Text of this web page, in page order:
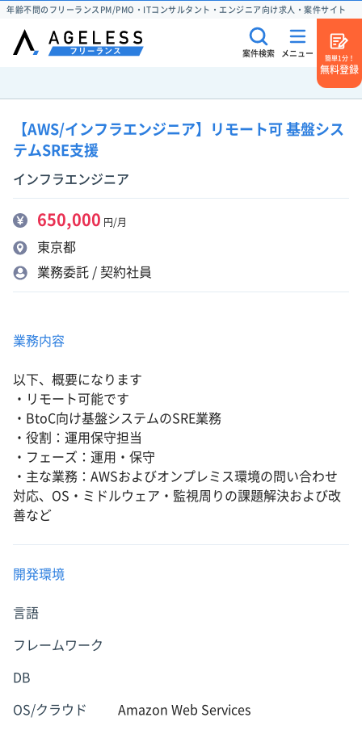
年齢不問のフリーランスPM/PMO・ITコンサルタント・エンジニア向け求人・案件サイト
案件検索 メニュー
簡単1分！
無料登録
【AWS/インフラエンジニア】リモート可 基盤シス
テムSRE支援
インフラエンジニア
650,000 円/月
東京都
業務委託 / 契約社員
業務内容
以下、概要になります
・リモート可能です
・BtoC向け基盤システムのSRE業務
・役割：運用保守担当
・フェーズ：運用・保守
・主な業務：AWSおよびオンプレミス環境の問い合わせ
対応、OS・ミドルウェア・監視周りの課題解決および改
善など
開発環境
言語
フレームワーク
DB
OS/クラウド Amazon Web Services